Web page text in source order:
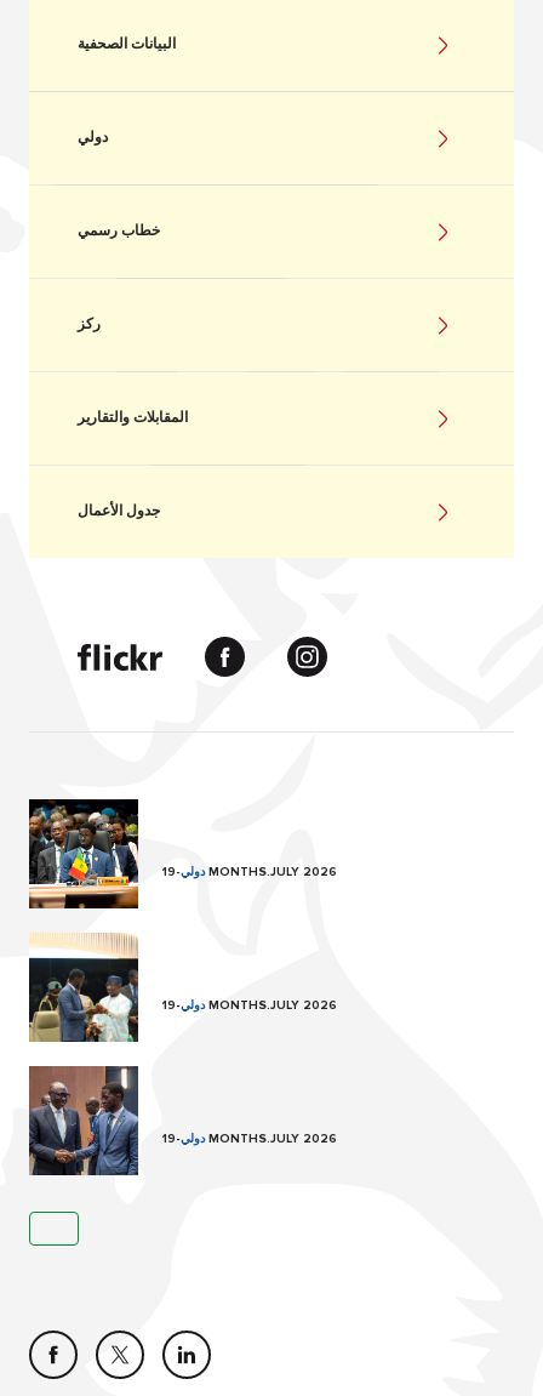
البيانات الصحفية
دولي
خطاب رسمي
ركز
المقابلات والتقارير
جدول الأعمال
دولي- 19 MONTHS.JULY 2026
دولي- 19 MONTHS.JULY 2026
دولي- 19 MONTHS.JULY 2026